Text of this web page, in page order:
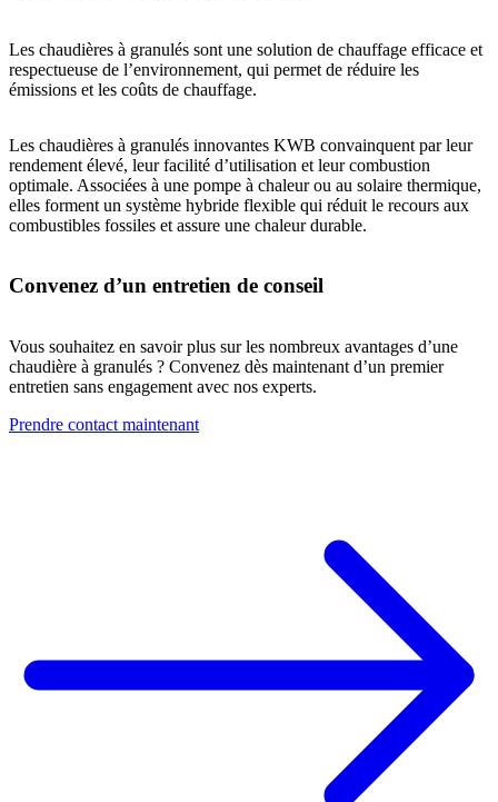
Les chaudières à granulés sont une solution de chauffage efficace et
respectueuse de l’environnement, qui permet de réduire les
émissions et les coûts de chauffage.
Les chaudières à granulés innovantes KWB convainquent par leur
rendement élevé, leur facilité d’utilisation et leur combustion
optimale. Associées à une pompe à chaleur ou au solaire thermique,
elles forment un système hybride flexible qui réduit le recours aux
combustibles fossiles et assure une chaleur durable.
Convenez d’un entretien de conseil
Vous souhaitez en savoir plus sur les nombreux avantages d’une
chaudière à granulés ? Convenez dès maintenant d’un premier
entretien sans engagement avec nos experts.
Prendre contact maintenant